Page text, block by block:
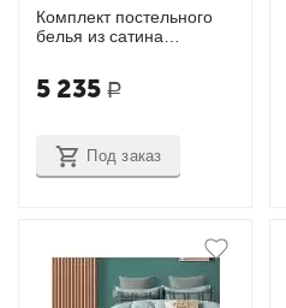
Комплект постельного
белья из сатина
(50х70х2шт)
5 235 Р
Под заказ